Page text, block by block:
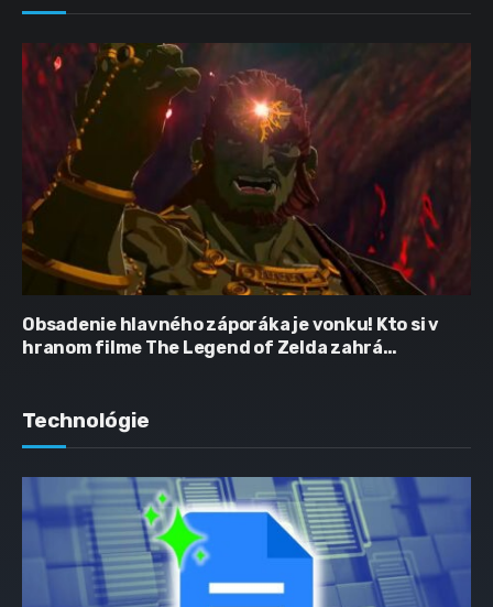
Obsadenie hlavného záporáka je vonku! Kto si v
hranom filme The Legend of Zelda zahrá
Technológie